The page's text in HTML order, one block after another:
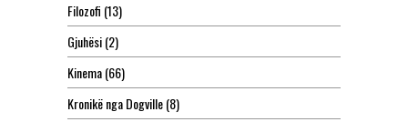
Filozofi (13)
Gjuhësi(2)
Kinema(66)
Kronikë nga Dogville(8)